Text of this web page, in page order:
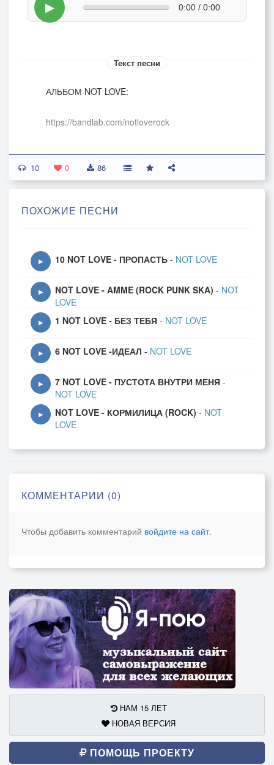
▶ 0:00 / 0:00
Текст песни
АЛЬБОМ NOT LOVE:
https://bandlab.com/notloverock
ПОМОЩЬ ПРОЕКТУ ДОНАТ:
http://www.donationalerts.ru/r/dobryputnik
#notlove #music #rock
10 0 86
ПОХОЖИЕ ПЕСНИ
▶ 10 NOT LOVE - ПРОПАСТЬ - NOT LOVE
▶ NOT LOVE - AMME (ROCK PUNK SKA) - NOT
LOVE
▶ 1 NOT LOVE - БЕЗ ТЕБЯ - NOT LOVE
▶ 6 NOT LOVE -ИДЕАЛ - NOT LOVE
▶ 7 NOT LOVE - ПУСТОТА ВНУТРИ МЕНЯ -
NOT LOVE
▶ NOT LOVE - КОРМИЛИЦА (ROCK) - NOT
LOVE
КОММЕНТАРИИ (0)
Чтобы добавить комментарий войдите на сайт.
НАМ 15 ЛЕТ
НОВАЯ ВЕРСИЯ
ПОМОЩЬ ПРОЕКТУ